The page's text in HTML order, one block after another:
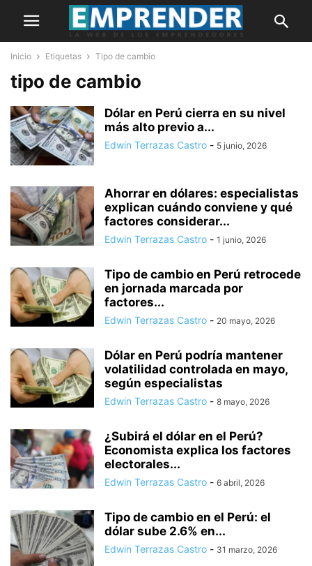
Inicio Etiquetas Tipo de cambio
tipo de cambio
Dólar en Perú cierra en su nivel
más alto previo a...
Edwin Terrazas Castro - 5 junio, 2026
Ahorrar en dólares: especialistas
explican cuándo conviene y qué
factores considerar...
Edwin Terrazas Castro - 1 junio, 2026
Tipo de cambio en Perú retrocede
en jornada marcada por
factores...
Edwin Terrazas Castro - 20 mayo, 2026
Dólar en Perú podría mantener
volatilidad controlada en mayo,
según especialistas
Edwin Terrazas Castro - 8 mayo, 2026
¿Subirá el dólar en el Perú?
Economista explica los factores
electorales...
Edwin Terrazas Castro - 6 abril, 2026
Tipo de cambio en el Perú: el
dólar sube 2.6% en...
Edwin Terrazas Castro - 31 marzo, 2026